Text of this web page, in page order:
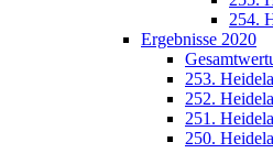
254.
Ergebnisse 2020
253.
252.
251.
250.